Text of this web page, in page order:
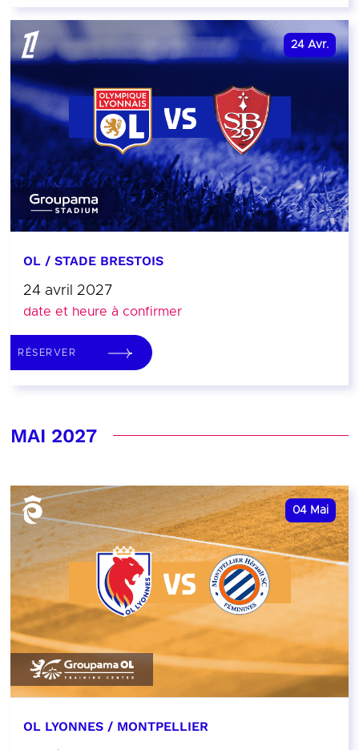
24 Avr.
OL / STADE BRESTOIS
24 avril 2027
date et heure à confirmer
RÉSERVER
MAI 2027
04 Mai
OL LYONNES / MONTPELLIER